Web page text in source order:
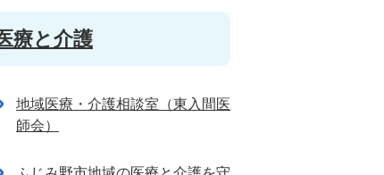
療と介護
地域医療・介護相談室（東入間医
師会）